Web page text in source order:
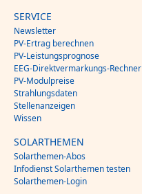
SERVICE
Newsletter
PV-Ertrag berechnen
PV-Leistungsprognose
EEG-Direktvermarkungs-Rechner
PV-Modulpreise
Strahlungsdaten
Stellenanzeigen
Wissen
SOLARTHEMEN
Solarthemen-Abos
Infodienst Solarthemen testen
Solarthemen-Login